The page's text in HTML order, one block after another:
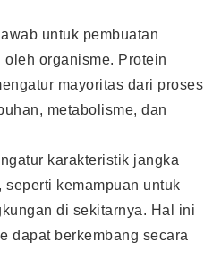
untuk pembuatan
organisme. Protein
mayoritas dari proses
metabolisme, dan
karakteristik jangka
kemampuan untuk
di sekitarnya. Hal ini
dapat berkembang secara